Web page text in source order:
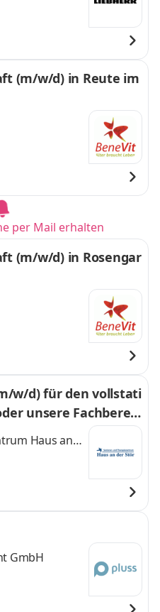
(m/w/d) in Reute im
per Mail erhalten
(m/w/d) in Rosengar
w/d) für den vollstati
unsere Fachbereic
Haus an
GmbH